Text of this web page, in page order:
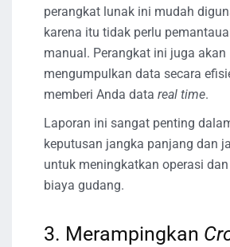
perangkat lunak ini mudah
karena itu tidak perlu
manual. Perangkat ini juga akan
mengumpulkan data secara
memberi Anda data real time.
Laporan ini sangat penting
keputusan jangka panjang dan
untuk meningkatkan operasi
biaya gudang.
3. Merampingkan